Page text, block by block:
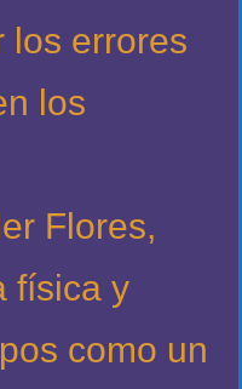
los errores
los
Flores,
física y
como un